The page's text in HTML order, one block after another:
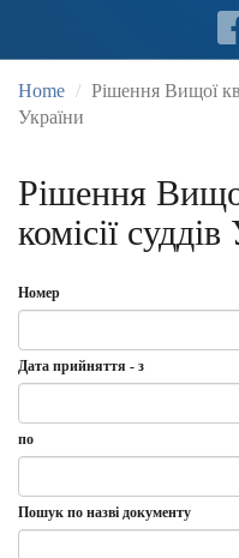
Home
Рішення Вищої
України
Рішення
комісії
Номер
Дата прийняття - з
Date
Дата
прийняття
з
по
Date
по
Пошук по назві документу